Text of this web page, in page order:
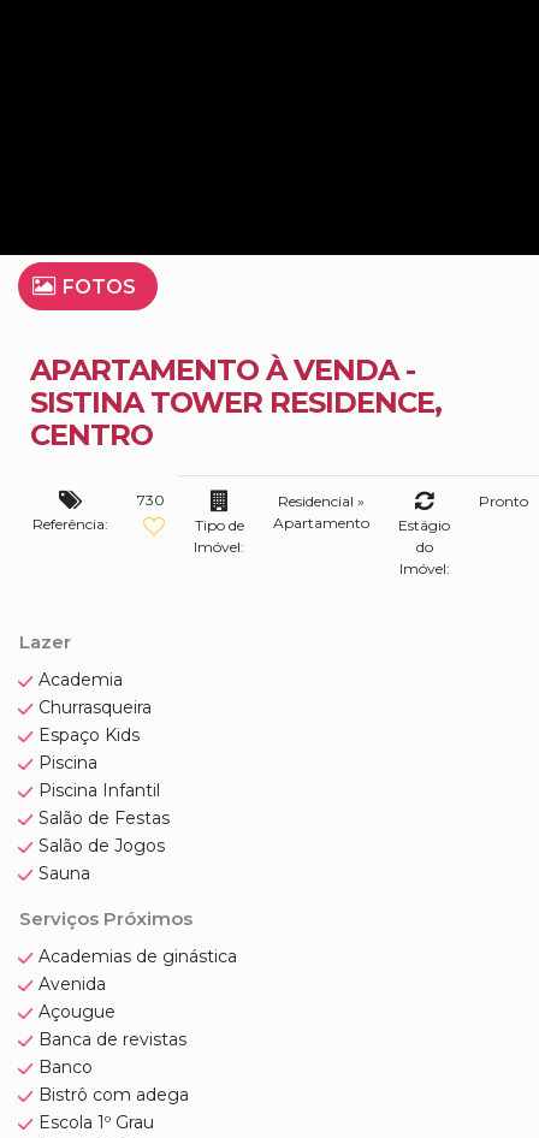
FOTOS
APARTAMENTO À VENDA -
SISTINA TOWER RESIDENCE,
CENTRO
Referência:
730
Tipo de
Imóvel:
Residencial »
Apartamento
Estágio
do
Imóvel:
Pronto
Lazer
Academia
Churrasqueira
Espaço Kids
Piscina
Piscina Infantil
Salão de Festas
Salão de Jogos
Sauna
Serviços Próximos
Academias de ginástica
Avenida
Açougue
Banca de revistas
Banco
Bistrô com adega
Escola 1º Grau